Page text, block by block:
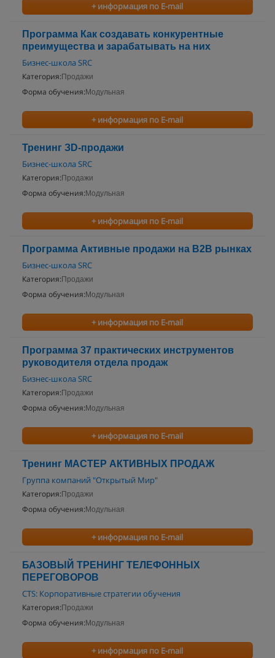
+ информация по E-mail
Программа Как создавать конкурентные
преимущества и зарабатывать на них
Бизнес-школа SRC
Категория: Продажи
Форма обучения: Модульная
+ информация по E-mail
Тренинг ЗD-продажи
Бизнес-школа SRC
Категория: Продажи
Форма обучения: Модульная
+ информация по E-mail
Программа Активные продажи на B2B рынках
Бизнес-школа SRC
Категория: Продажи
Форма обучения: Модульная
+ информация по E-mail
Программа 37 практических инструментов
руководителя отдела продаж
Бизнес-школа SRC
Категория: Продажи
Форма обучения: Модульная
+ информация по E-mail
Тренинг МАСТЕР АКТИВНЫХ ПРОДАЖ
Группа компаний "Открытый Мир"
Категория: Продажи
Форма обучения: Модульная
+ информация по E-mail
БАЗОВЫЙ ТРЕНИНГ ТЕЛЕФОННЫХ
ПЕРЕГОВОРОВ
CTS: Корпоративные стратегии обучения
Категория: Продажи
Форма обучения: Модульная
+ информация по E-mail